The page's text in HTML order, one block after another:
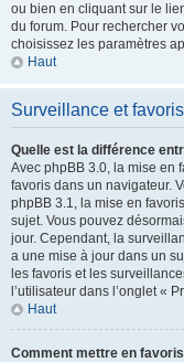
ou bien en cliquant sur le
du forum. Pour rechercher
choisissez les paramètres
Haut
Surveillance et favoris
Quelle est la différence
Avec phpBB 3.0, la mise en
favoris dans un navigateur.
phpBB 3.1, la mise en
sujet. Vous pouvez
jour. Cependant, la
a une mise à jour dans un
les favoris et les
l’utilisateur dans l’onglet «
Haut
Comment mettre en